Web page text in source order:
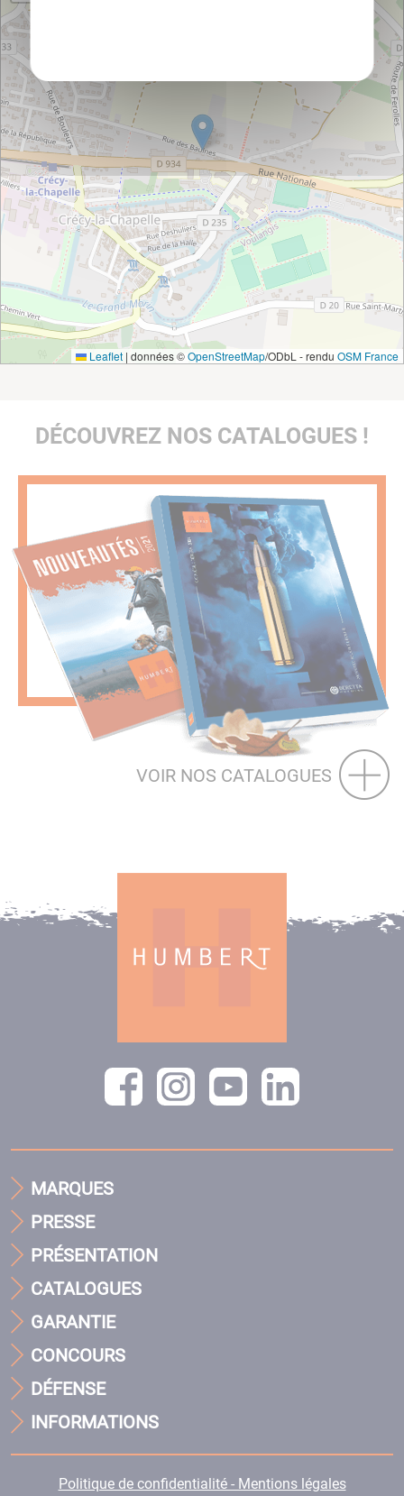
Leaflet | données ©OpenStreetMap/ODbL - rendu OSM France
DÉCOUVREZ NOS CATALOGUES !
VOIR NOS CATALOGUES
MARQUES
PRESSE
PRÉSENTATION
CATALOGUES
GARANTIE
CONCOURS
DÉFENSE
INFORMATIONS
Politique de confidentialité - Mentions légales